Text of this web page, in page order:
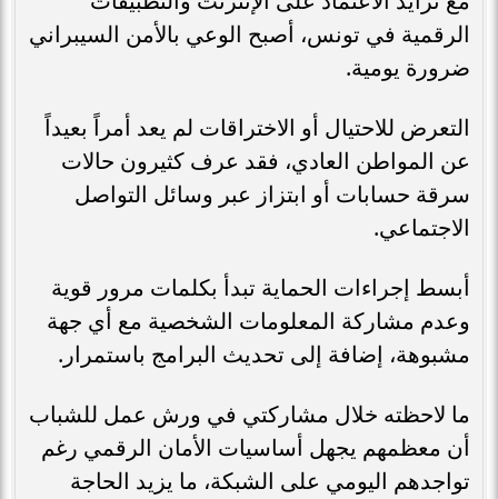
الرقمية في تونس، أصبح الوعي بالأمن السيبراني
ضرورة يومية.
التعرض للاحتيال أو الاختراقات لم يعد أمراً بعيداً
عن المواطن العادي، فقد عرف كثيرون حالات
سرقة حسابات أو ابتزاز عبر وسائل التواصل
الاجتماعي.
أبسط إجراءات الحماية تبدأ بكلمات مرور قوية
وعدم مشاركة المعلومات الشخصية مع أي جهة
مشبوهة، إضافة إلى تحديث البرامج باستمرار.
ما لاحظته خلال مشاركتي في ورش عمل للشباب
أن معظمهم يجهل أساسيات الأمان الرقمي رغم
تواجدهم اليومي على الشبكة، ما يزيد الحاجة